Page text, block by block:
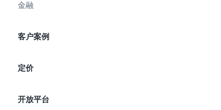
金融
客户案例
定价
开放平台